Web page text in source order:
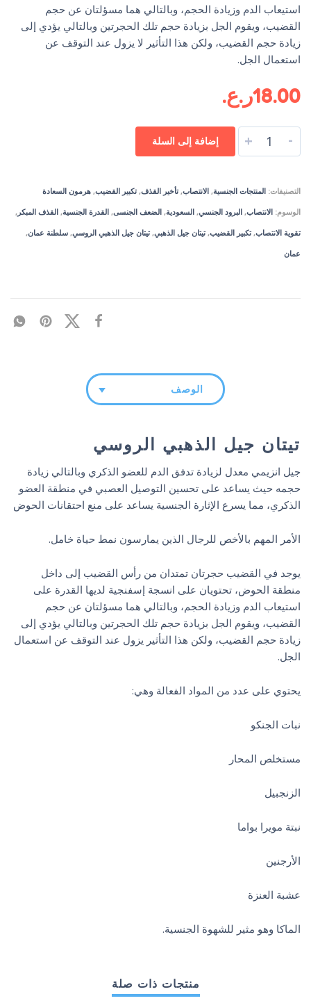
استيعاب الدم وزيادة الحجم، وبالتالي هما مسؤلتان عن حجم
القضيب، ويقوم الجل بزيادة حجم تلك الحجرتين وبالتالي يؤدي إلى
زيادة حجم القضيب، ولكن هذا التأثير لا يزول عند التوقف عن
استعمال الجل.
18.00ر.ع.
-
+ إضافة إلى السلة
التصنيفات: المنتجات الجنسية, الانتصاب,تأخير القذف,تكبير القضيب, هرمون السعادة
الوسوم: الانتصاب, البرود الجنسي, السعودية, الضعف الجنسى, القدرة الجنسية, القذف المبكر ,
تقوية الانتصاب,تكبير القضيب,تيتان جيل الذهبي,تيتان جيل الذهبي الروسي, سلطنة عمان,
عمان
الوصف
تيتان جيل الذهبي الروسي
جيل انزيمي معدل لزيادة تدفق الدم للعضو الذكري وبالتالي زيادة
حجمه حيث يساعد على تحسين التوصيل العصبي في منطقة العضو
الذكري، مما يسرع الإثارة الجنسية يساعد على منع احتقانات الحوض
الأمر المهم بالأخص للرجال الذين يمارسون نمط حياة خامل.
يوجد في القضيب حجرتان تمتدان من رأس القضيب إلى داخل
منطقة الحوض، تحتويان على انسجة إسفنجية لديها القدرة على
استيعاب الدم وزيادة الحجم، وبالتالي هما مسؤلتان عن حجم
القضيب، ويقوم الجل بزيادة حجم تلك الحجرتين وبالتالي يؤدي إلى
زيادة حجم القضيب، ولكن هذا التأثير يزول عند التوقف عن استعمال
الجل.
يحتوي على عدد من المواد الفعالة وهي:
نبات الجنكو
مستخلص المحار
الزنجبيل
نبتة مويرا بواما
الأرجنين
عشبة العنزة
الماكا وهو مثير للشهوة الجنسية.
منتجات ذات صلة